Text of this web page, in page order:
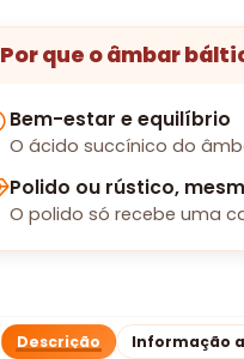
Por que o âmbar
Bem-estar e equilíbrio
O ácido succínico do
Polido ou rústico,
O polido só recebe uma
Descrição Informação